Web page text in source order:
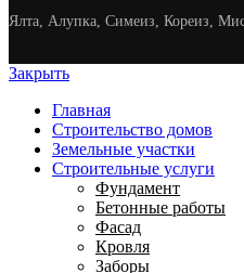
Ялта, Алупка, Симеиз, Кореиз,
Закрыть
Главная
Строительство домов
Земельные участки
Строительные услуги
Фундамент
Бетонные работы
Фасад
Кровля
Заборы